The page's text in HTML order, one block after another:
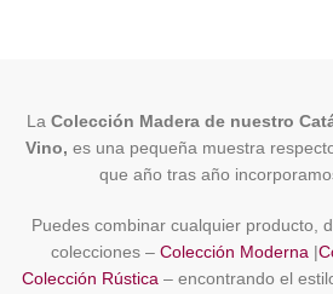
La Colección Madera de nuestro
Vino, es una pequeña muestra
que año tras año
Puedes combinar cualquier producto,
colecciones – Colección Moderna|
Colección Rústica – encontrando el